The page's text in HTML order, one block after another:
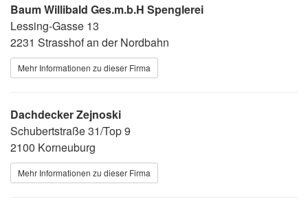
Baum Willibald Ges.m.b.H Spenglerei
Lessing-Gasse 13
2231 Strasshof an der Nordbahn
Mehr Informationen zu dieser Firma
Dachdecker Zejnoski
Schubertstraße 31/Top 9
2100 Korneuburg
Mehr Informationen zu dieser Firma